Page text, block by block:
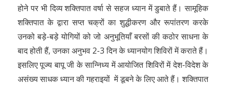
होने पर भी दिव्य शक्तिपात वर्षा से सहज ध्यान में डुबाते हैं। सामूहिक
शक्तिपात के द्वारा सप्त चक्रों का शुद्धीकरण और रूपांतरण करके
उनको बड़े-बड़े योगियों को जो अनुभूतियाँ बरसों की कठोर साधना के
बाद होती हैं, उनका अनुभव 2-3 दिन के ध्यानयोग शिविरों में कराते हैं।
इसलिए पूज्य बापू जी के सान्निध्य में आयोजित शिविरों में देश-विदेश के
असंख्य साधक ध्यान की गहराइयों में डूबने के लिए आते हैं। शक्तिपात